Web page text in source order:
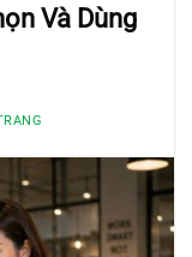
Và Dùng